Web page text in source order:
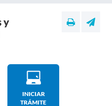
y
INICIAR
TRÁMITE